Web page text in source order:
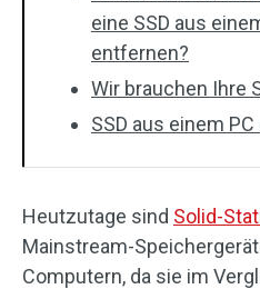
eine SSD aus
entfernen?
Wir brauchen Ihre
SSD aus einem
Heutzutage sind Solid-
Mainstream-
Computern, da sie im